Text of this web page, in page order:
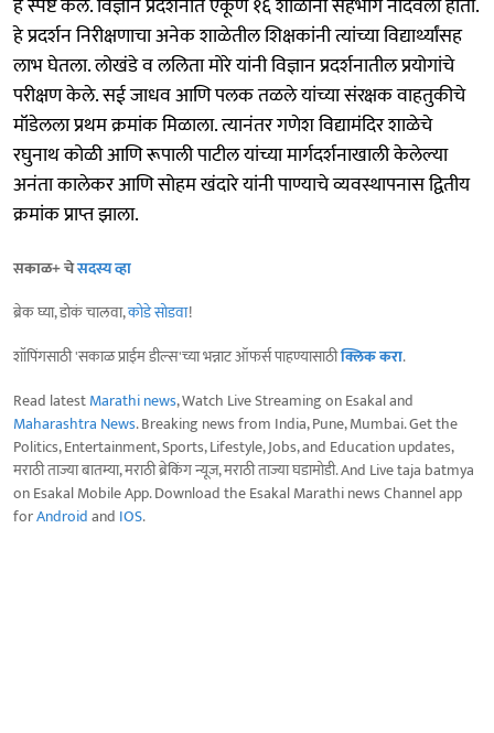
हे प्रदर्शन निरीक्षणाचा अनेक शाळेतील शिक्षकांनी त्यांच्या विद्यार्थ्यांसह
लाभ घेतला. लोखंडे व ललिता मोरे यांनी विज्ञान प्रदर्शनातील प्रयोगांचे
परीक्षण केले. सई जाधव आणि पलक तळले यांच्या संरक्षक वाहतुकीचे
मॉडेलला प्रथम क्रमांक मिळाला. त्यानंतर गणेश विद्यामंदिर शाळेचे
रघुनाथ कोळी आणि रूपाली पाटील यांच्या मार्गदर्शनाखाली केलेल्या
अनंता कालेकर आणि सोहम खंदारे यांनी पाण्याचे व्यवस्थापनास द्वितीय
क्रमांक प्राप्त झाला.
सकाळ+ चेसदस्य व्हा
ब्रेक घ्या, डोकं चालवा,कोडे सोडवा!
शॉपिंगसाठी 'सकाळ प्राईम डील्स'च्या भन्नाट ऑफर्स पाहण्यासाठीक्लिक करा.
Read latestMarathi news, Watch Live Streaming on Esakal and
Maharashtra News. Breaking news from India, Pune, Mumbai. Get the
Politics, Entertainment, Sports, Lifestyle, Jobs, and Education updates,
मराठी ताज्या बातम्या, मराठी ब्रेकिंग न्यूज, मराठी ताज्या घडामोडी. And Live taja batmya
on Esakal Mobile App. Download the Esakal Marathi news Channel app
forAndroidand IOS.